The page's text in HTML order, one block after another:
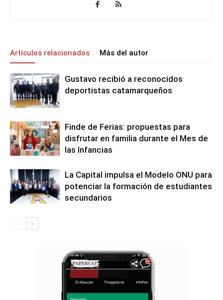
Artículos relacionados Más del autor
Gustavo recibió a reconocidos
deportistas catamarqueños
Finde de Ferias: propuestas para
disfrutar en familia durante el Mes de
las Infancias
La Capital impulsa el Modelo ONU para
potenciar la formación de estudiantes
secundarios